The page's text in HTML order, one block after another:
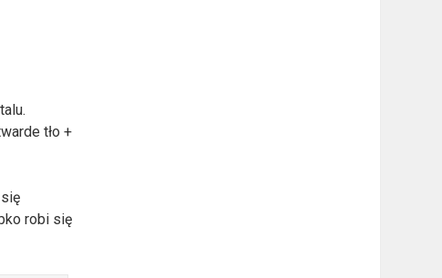
tło +
robi się